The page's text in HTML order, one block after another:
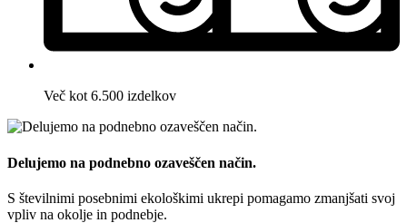
Več kot 6.500 izdelkov
Delujemo na podnebno ozaveščen način.
S številnimi posebnimi ekološkimi ukrepi pomagamo zmanjšati svoj
vpliv na okolje in podnebje.